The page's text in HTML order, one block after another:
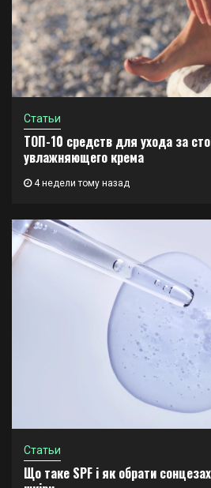
Статьи
ТОП-10 средств для ухода за
увлажняющего крема
4 недели тому назад
Статьи
Що таке SPF і як обрати